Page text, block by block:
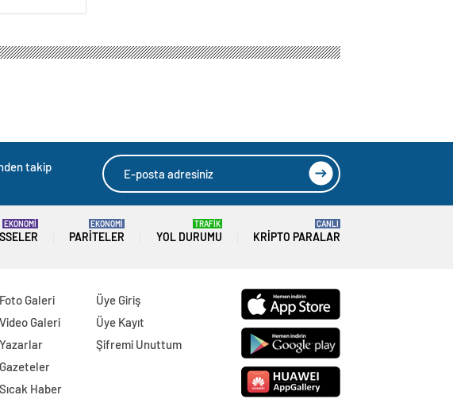
takip
EKONOMİ
PARITELER
EKONOMİ
YOL DURUMU
TRAFİK
KRIPTO PARALAR
CANLI
Foto Galeri
Video Galeri
Yazarlar
Gazeteler
Sıcak Haber
Üye Giriş
Üye Kayıt
Şifremi Unuttum